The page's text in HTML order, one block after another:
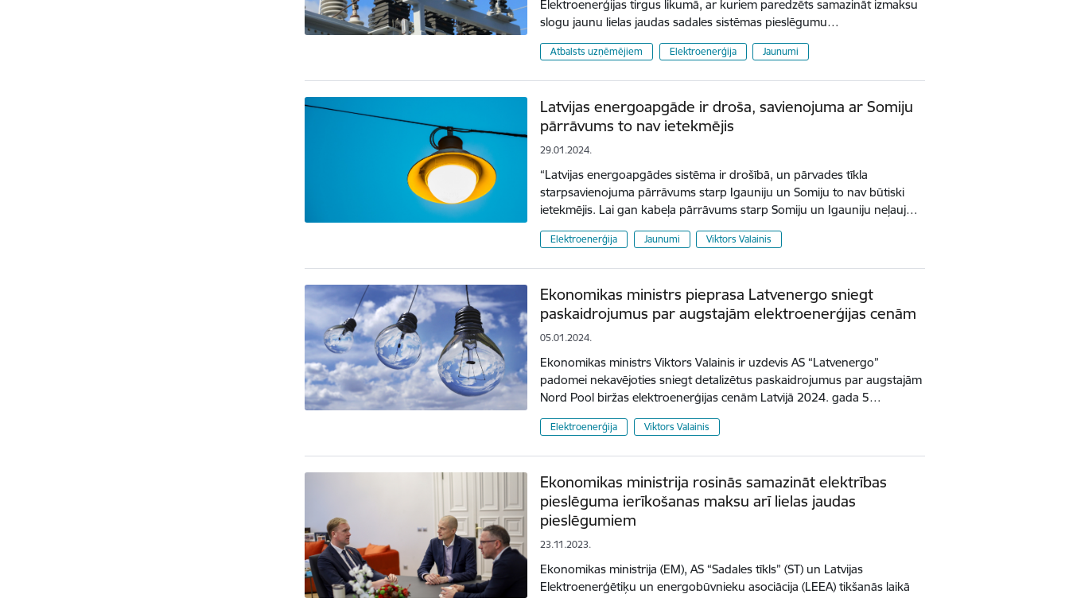
Elektroenerģijas tirgus likumā, ar kuriem paredzēts samazināt izmaksu
slogu jaunu lielas jaudas sadales sistēmas pieslēgumu…
Atbalsts uzņēmējiem Elektroenerģija Jaunumi
Latvijas energoapgāde ir droša, savienojuma ar Somiju
pārrāvums to nav ietekmējis
29.01.2024.
“Latvijas energoapgādes sistēma ir drošībā, un pārvades tīkla
starpsavienojuma pārrāvums starp Igauniju un Somiju to nav būtiski
ietekmējis. Lai gan kabeļa pārrāvums starp Somiju un Igauniju neļauj…
Elektroenerģija Jaunumi Viktors Valainis
Ekonomikas ministrs pieprasa Latvenergo sniegt
paskaidrojumus par augstajām elektroenerģijas cenām
05.01.2024.
Ekonomikas ministrs Viktors Valainis ir uzdevis AS “Latvenergo”
padomei nekavējoties sniegt detalizētus paskaidrojumus par augstajām
Nord Pool biržas elektroenerģijas cenām Latvijā 2024. gada 5…
Elektroenerģija Viktors Valainis
Ekonomikas ministrija rosinās samazināt elektrības
pieslēguma ierīkošanas maksu arī lielas jaudas
pieslēgumiem
23.11.2023.
Ekonomikas ministrija (EM), AS “Sadales tīkls” (ST) un Latvijas
Elektroenerģētiķu un energobūvnieku asociācija (LEEA) tikšanās laikā